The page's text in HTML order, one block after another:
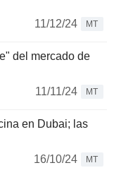
11/12/24
MT
del mercado de
11/11/24
MT
en Dubai; las
16/10/24
MT